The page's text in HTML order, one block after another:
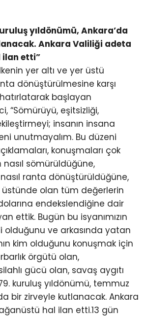
yıldönümü, Ankara’da
Ankara Valiliği adeta
etti”
yer altı ve yer üstü
dönüştürülmesine karşı
başlayan
“Sömürüyü, eşitsizliği,
insanın insana
unutmayalım. Bu düzeni
konuşmaları çok
nasıl sömürüldüğüne,
nasıl ranta dönüştürüldüğüne,
üstünde olan tüm değerlerin
endekslendiğine dair
ettik. Bugün bu isyanımızın
olduğunu ve arkasında yatan
kim olduğunu konuşmak için
örgütü olan,
gücü olan, savaş aygıtı
kuruluş yıldönümü, temmuz
bir zirveyle kutlanacak. Ankara
hal ilan etti.13 gün